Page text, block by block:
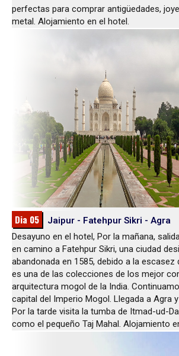
perfectas para comprar antigüedades,
metal. Alojamiento en el hotel.
Dia 05
Jaipur - Fatehpur Sikri - Agra
Desayuno en el hotel, Por la mañana,
en camino a Fatehpur Sikri, una ciudad
abandonada en 1585, debido a la escasez
es una de las colecciones de los mejor
arquitectura mogol de la India.
capital del Imperio Mogol. Llegada a Agra
Por la tarde visita la tumba de Itmad-ud-
como el pequeño Taj Mahal. Alojamiento